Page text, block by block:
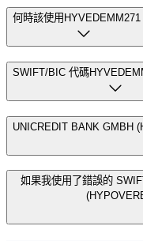
何時該使用HYVEDEMM271
SWIFT/BIC 代碼
UNICREDIT BANK GMBH
如果我使用了錯誤的